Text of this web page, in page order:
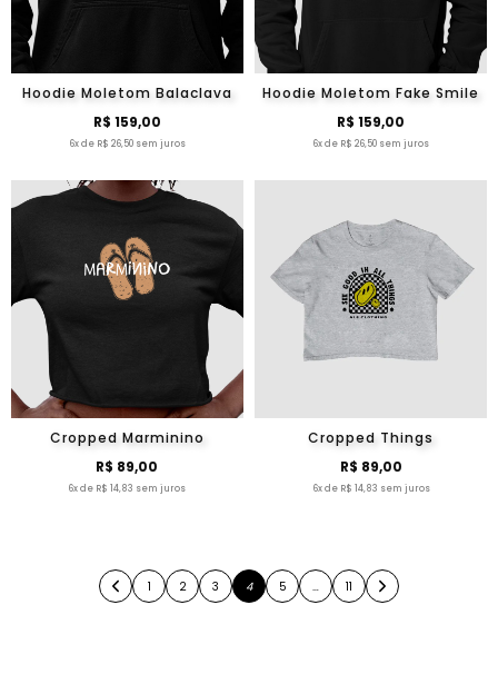
Hoodie Moletom Balaclava
R$ 159,00
6x de R$ 26,50 sem juros
Hoodie Moletom Fake Smile
R$ 159,00
6x de R$ 26,50 sem juros
Cropped Marminino
R$ 89,00
6x de R$ 14,83 sem juros
Cropped Things
R$ 89,00
6x de R$ 14,83 sem juros
1 2 3 4 5 … 11